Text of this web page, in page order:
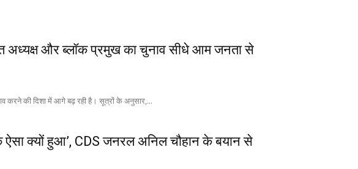
अध्यक्ष और ब्लॉक प्रमुख का चुनाव सीधे आम जनता से
करने की दिशा में आगे बढ़ रही है। सूत्रों के अनुसार,...
ऐसा क्यों हुआ’, CDS जनरल अनिल चौहान के बयान से